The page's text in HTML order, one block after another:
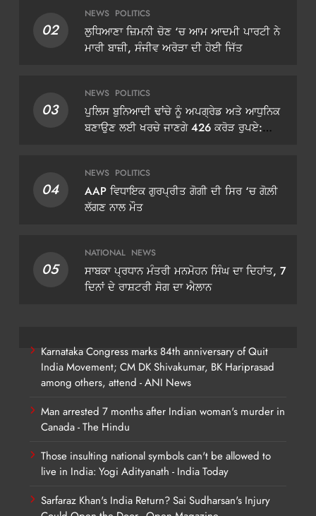
02
NEWS POLITICS
ਲੁਧਿਆਣਾ ਜ਼ਿਮਨੀ ਚੋਣ ‘ਚ ਆਮ ਆਦਮੀ ਪਾਰਟੀ ਨੇ
ਮਾਰੀ ਬਾਜ਼ੀ, ਸੰਜੀਵ ਅਰੋੜਾ ਦੀ ਹੋਈ ਜਿੱਤ
03
NEWS POLITICS
ਪੁਲਿਸ ਬੁਨਿਆਦੀ ਢਾਂਚੇ ਨੂੰ ਅਪਗ੍ਰੇਡ ਅਤੇ ਆਧੁਨਿਕ
ਬਣਾਉਣ ਲਈ ਖਰਚੇ ਜਾਣਗੇ 426 ਕਰੋੜ ਰੁਪਏ:
04
NEWS POLITICS
AAP ਵਿਧਾਇਕ ਗੁਰਪ੍ਰੀਤ ਗੋਗੀ ਦੀ ਸਿਰ ‘ਚ ਗੋਲ਼ੀ
ਲੱਗਣ ਨਾਲ ਮੌਤ
05
NATIONAL NEWS
ਸਾਬਕਾ ਪ੍ਰਧਾਨ ਮੰਤਰੀ ਮਨਮੋਹਨ ਸਿੰਘ ਦਾ ਦਿਹਾਂਤ, 7
ਦਿਨਾਂ ਦੇ ਰਾਸ਼ਟਰੀ ਸੋਗ ਦਾ ਐਲਾਨ
Karnataka Congress marks 84th anniversary of Quit
India Movement; CM DK Shivakumar, BK Hariprasad
among others, attend - ANI News
Man arrested 7 months after Indian woman's murder in
Canada - The Hindu
Those insulting national symbols can't be allowed to
live in India: Yogi Adityanath - India Today
Sarfaraz Khan's India Return? Sai Sudharsan's Injury